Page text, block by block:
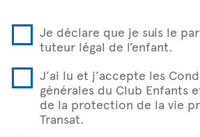
Je déclare que je suis le
tuteur légal de l’enfant.
J’ai lu et j’accepte les
générales du Club Enfants
de la protection de la vie
Transat.